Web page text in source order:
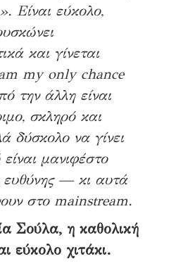
Είναι εύκολο,
και γίνεται
my only chance
την άλλη είναι
σκληρό και
δύσκολο να γίνει
μανιφέστο
— κι αυτά
στο mainstream.
Σούλα, η καθολική
εύκολο χιτάκι.